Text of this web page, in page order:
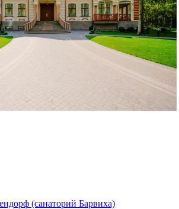
(санаторий Барвиха)